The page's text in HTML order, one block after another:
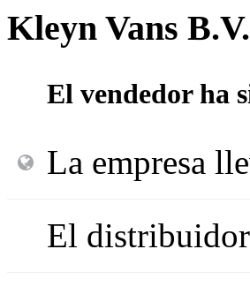
Kleyn Vans B.V.
El vendedor ha
La empresa
El